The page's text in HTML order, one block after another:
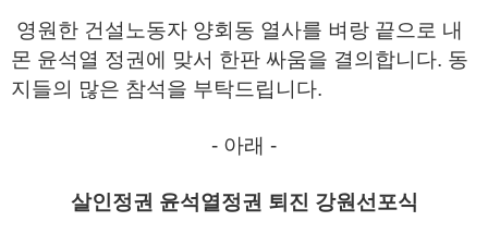
영원한 건설노동자 양회동 열사를 벼랑 끝으로 내
몬 윤석열 정권에 맞서 한판 싸움을 결의합니다. 동
지들의 많은 참석을 부탁드립니다.
- 아래 -
살인정권 윤석열정권 퇴진 강원선포식